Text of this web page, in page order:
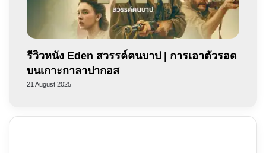
รีวิวหนัง Eden สวรรค์คนบาป | การเอาตัวรอด
บนเกาะกาลาปากอส
21 August 2025